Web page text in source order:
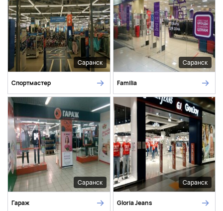
Саранск
Спортмастер
Саранск
Familia
Саранск
Гараж
Саранск
Gloria Jeans